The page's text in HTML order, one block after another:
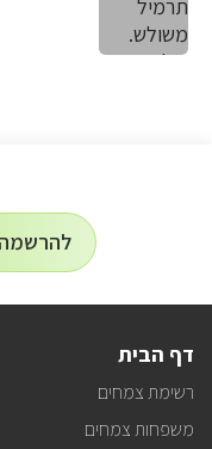
להרשמה
על
הרשמה
דף הבית
רשימת צמחים
משפחות צמחים